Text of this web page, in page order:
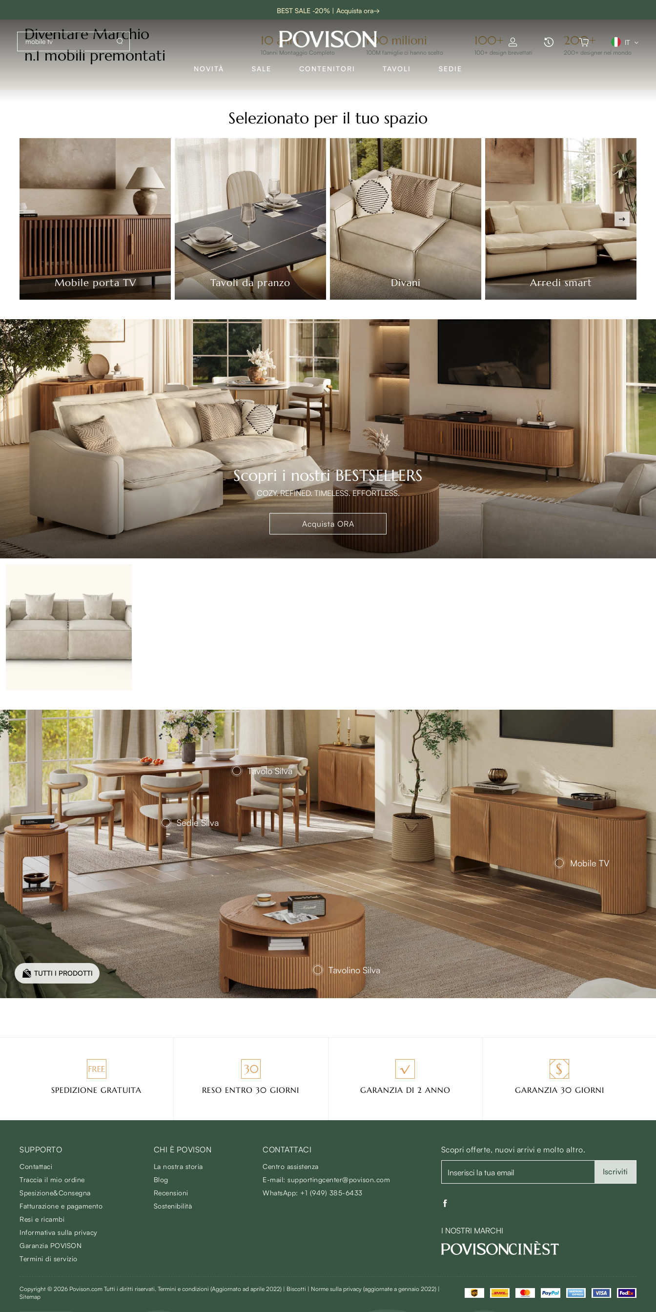
BEST SALE -20% | Acquista ora→
IT
NOVITÀ SALE CONTENITORI TAVOLI SEDIE
sconto fino al 40%
ACQUISTA ORA
Diventare Marchio
n.1 mobili premontati
10 anni
10anni Montaggio Completo
100 milioni
100M famiglie ci hanno scelto
100+
100+ design brevettati
200+
200+ designer nel mondo
Selezionato per il tuo spazio
Mobile porta TV Tavoli da pranzo Divani Arredi smart
Scopri i nostri BESTSELLERS
COZY. REFINED. TIMELESS. EFFORTLESS.
Acquista ORA
TUTTI I PRODOTTI
Tavolo Silva
Sedie Silva
Tavolino Silva
Mobile TV
Pronto da vivere
SPEDIZIONE GRATUITA RESO ENTRO 30 GIORNI GARANZIA DI 2 ANNO GARANZIA 30 GIORNI
SUPPORTO
Contattaci
Traccia il mio ordine
Spesizione&Consegna
Fatturazione e pagamento
Resi e ricambi
Informativa sulla privacy
Garanzia POVISON
Termini di servizio
CHI È POVISON
La nostra storia
Blog
Recensioni
Sostenibilità
CONTATTACI
Centro assistenza
E-mail: supportingcenter@povison.com
WhatsApp: +1 (949) 385-6433
Scopri offerte, nuovi arrivi e molto altro.
Iscriviti
I NOSTRI MARCHI
Copyright © 2026 Povison.com Tutti i diritti riservati. Termini e condizioni (Aggiornato ad aprile 2022) | Biscotti | Norme sulla privacy (aggiornate a gennaio 2022) |
Sitemap